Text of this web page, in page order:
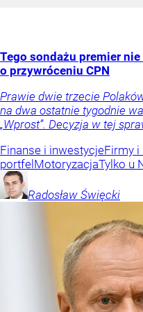
Tego sondażu premier
o przywróceniu CPN
Prawie dwie trzecie
na dwa ostatnie tygodnie
„Wprost”. Decyzja w tej
Finanse i inwestycjeFirmy i
portfel MotoryzacjaTylko u
Radosław Święcki